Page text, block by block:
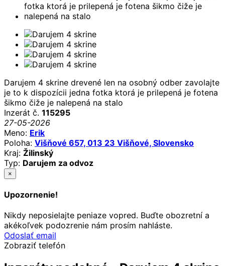
Darujem 4 skrine drevené len na osobný odber zavolajte
je to k dispozícii jedna fotka ktorá je prilepená je fotena
šikmo čiže je nalepená na stalo
Inzerát č. 115295
27-05-2026
Meno: Erik
Poloha: Višňové 657, 013 23 Višňové, Slovensko
Kraj: Žilinský
Typ: Darujem za odvoz
×
Upozornenie!
Nikdy neposielajte peniaze vopred. Buďte obozretní a
akékoľvek podozrenie nám prosím nahláste.
Odoslať email
Zobraziť telefón